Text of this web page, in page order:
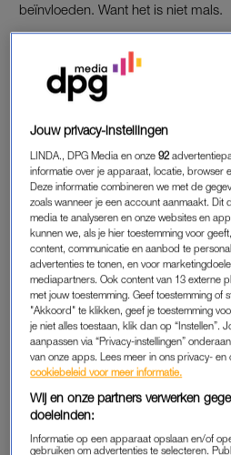
beïnvloeden. Want het is niet mals.
SPUITEN EN SLIKKEN
Voor mij begon de
tijdlang iedere avond een prik
daar na zes dagen nog eens
mijn bovenbeen aan toe en spoot
Decapeptyl heet. Klinkt heftig,
Veel spuiten en slikken, dat wel,
fantastisch. Vooral die Rekovelle
wereld aankon; vol zelfvertrouwen
deze hormooncocktail!
Een fertiliteitstraject is voor
hormonale verrassingspunch
verstoorde hormonale systeem –
volgende moment was echter
de eicelpunctie in mei 2021 brak
lijf moest worden klaargemaakt
Jouw privacy-instellingen
LINDA., DPG Media en onze92
informatie over je apparaat, locatie, browser
Deze informatie combineren we met de
zoals wanneer je een account aanmaakt. Dit
media te analyseren en onze websites en
kunnen we, als je hier toestemming voor
content, communicatie en aanbod te
advertenties te tonen, en voor
mediapartners. Ook content van 13 externe
met jouw toestemming. Geef toestemming of
"Akkoord" te klikken, geef je toestemming
je niet alles toestaan, klik dan op “Instellen”.
aanpassen via “Privacy-instellingen”
van onze apps. Lees meer in ons privacy- en
cookiebeleid voor meer informatie.
Wij en onze partners verwerken
doeleinden:
Informatie op een apparaat opslaan en/of
gebruiken om advertenties te selecteren.